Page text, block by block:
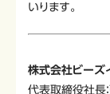
いります。
株式会社ビーズ
代表取締役社長